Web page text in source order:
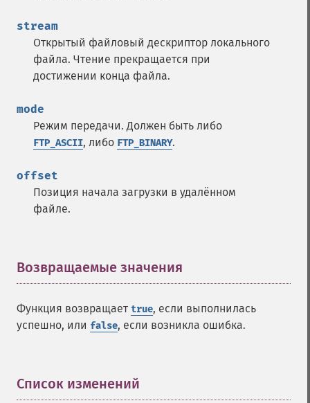
stream
Открытый файловый дескриптор локального
файла. Чтение прекращается при
достижении конца файла.
mode
Режим передачи. Должен быть либо
FTP_ASCII, либо FTP_BINARY.
offset
Позиция начала загрузки в удалённом
файле.
Возвращаемые значения
Функция возвращает true, если выполнилась
успешно, или false, если возникла ошибка.
Список изменений